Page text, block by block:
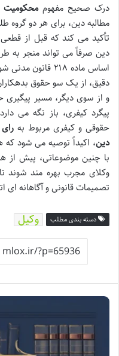
درک صحیح مفهوم
مطالبه دین، برای هر دو گروه
تأکید می کند که قبل از
دین صرفاً می تواند منجر به
اساس ماده ۲۱۸
دقیق، از یک سو حقوق
و از سوی دیگر، مسیر پیگیری
پیگرد کیفری، باز نگه می
حقوقی و کیفری مربوط به
دین، اکیداً توصیه می شود که
با چنین موضوعاتی، پیش از
وکلای مجرب بهره مند شوند
تصمیمات قانونی و آگاهانه ای
دسته بندی مطلب وکیل